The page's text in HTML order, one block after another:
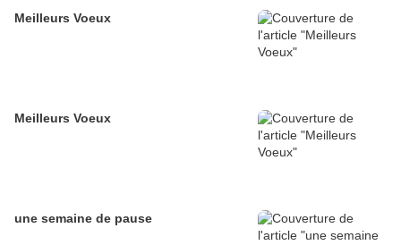
Meilleurs Voeux
Meilleurs Voeux
une semaine de pause